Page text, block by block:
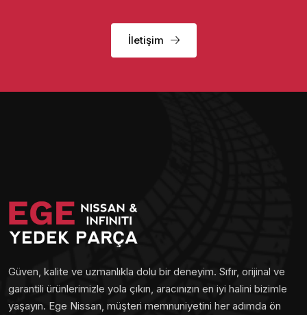
İletişim
Güven, kalite ve uzmanlıkla dolu bir deneyim. Sıfır, orijinal ve
garantili ürünlerimizle yola çıkın, aracınızın en iyi halini bizimle
yaşayın. Ege Nissan, müşteri memnuniyetini her adımda ön